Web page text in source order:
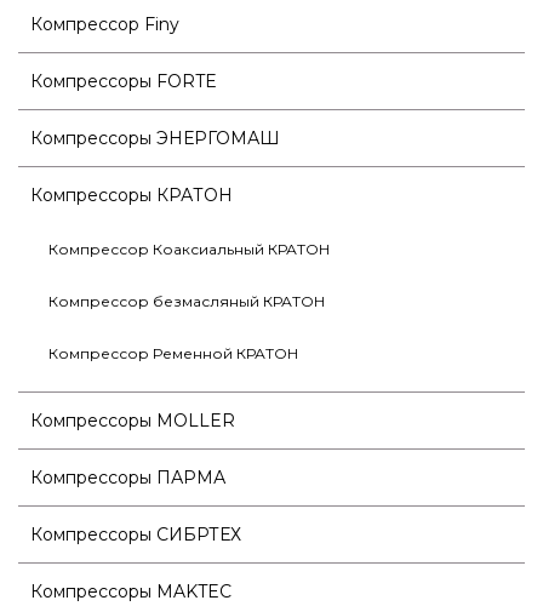
Компрессор Finy
Компрессоры FORTE
Компрессоры ЭНЕРГОМАШ
Компрессоры КРАТОН
Компрессор Коаксиальный КРАТОН
Компрессор безмасляный КРАТОН
Компрессор Ременной КРАТОН
Компрессоры MOLLER
Компрессоры ПАРМА
Компрессоры СИБРТЕХ
Компрессоры MAKTEC